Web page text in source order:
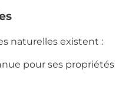
naturelles existent :
pour ses propriétés